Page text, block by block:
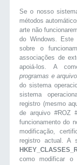
Se o nosso
métodos
arte não
do Windows. Este
sobre o
associações de
apoiá-los. A
programas e
do sistema
sistema
registro (mesmo
de arquivo #ROZ
funcionamento do
modificação,
registro actual. A
como modificar o